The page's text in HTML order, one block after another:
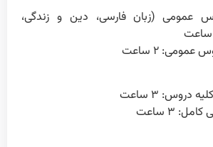
عمومی (زبان فارسی، دین و زندگی،
۲ ساعت
دروس: ۳ ساعت
۳ ساعت